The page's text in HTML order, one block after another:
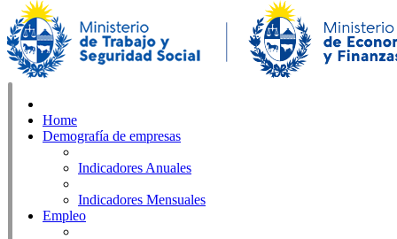
Home
Demografía de empresas
Indicadores Anuales
Indicadores Mensuales
Empleo